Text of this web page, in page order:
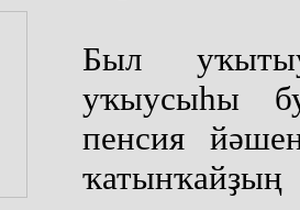
Был
уҡыусыһы
пенсия